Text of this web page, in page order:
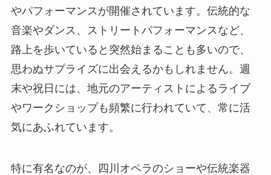
やパフォーマンスが開催されています。伝統的な
音楽やダンス、ストリートパフォーマンスなど、
路上を歩いていると突然始まることも多いので、
思わぬサプライズに出会えるかもしれません。週
末や祝日には、地元のアーティストによるライブ
やワークショップも頻繁に行われていて、常に活
気にあふれています。
特に有名なのが、四川オペラのショーや伝統楽器